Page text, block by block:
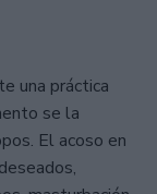
una práctica
se la
El acoso en